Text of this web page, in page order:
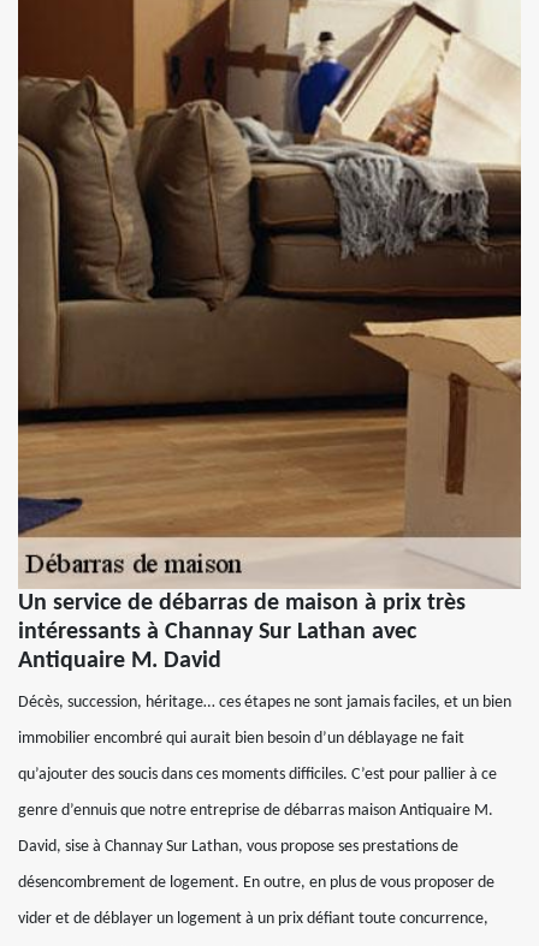
Un service de débarras de maison à prix très
intéressants à Channay Sur Lathan avec
Antiquaire M. David
Décès, succession, héritage… ces étapes ne sont jamais faciles, et un bien
immobilier encombré qui aurait bien besoin d’un déblayage ne fait
qu’ajouter des soucis dans ces moments difficiles. C’est pour pallier à ce
genre d’ennuis que notre entreprise de débarras maison Antiquaire M.
David, sise à Channay Sur Lathan, vous propose ses prestations de
désencombrement de logement. En outre, en plus de vous proposer de
vider et de déblayer un logement à un prix défiant toute concurrence,